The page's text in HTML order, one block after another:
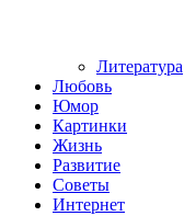
Литература
Любовь
Юмор
Картинки
Жизнь
Развитие
Советы
Интернет